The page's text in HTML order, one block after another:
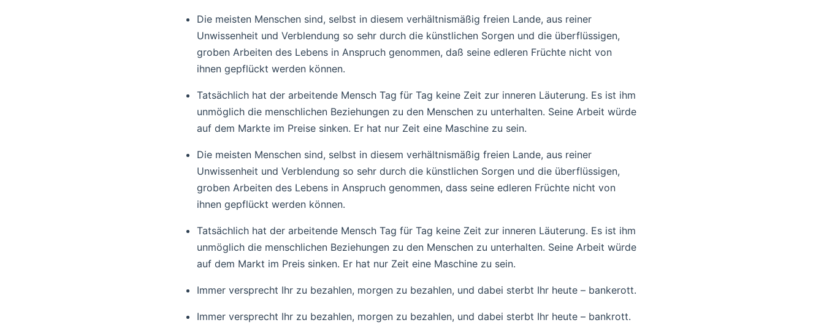
Die meisten Menschen sind, selbst in diesem verhältnismäßig freien Lande, aus reiner
Unwissenheit und Verblendung so sehr durch die künstlichen Sorgen und die überflüssigen,
groben Arbeiten des Lebens in Anspruch genommen, daß seine edleren Früchte nicht von
ihnen gepflückt werden können.
Tatsächlich hat der arbeitende Mensch Tag für Tag keine Zeit zur inneren Läuterung. Es ist ihm
unmöglich die menschlichen Beziehungen zu den Menschen zu unterhalten. Seine Arbeit würde
auf dem Markte im Preise sinken. Er hat nur Zeit eine Maschine zu sein.
Die meisten Menschen sind, selbst in diesem verhältnismäßig freien Lande, aus reiner
Unwissenheit und Verblendung so sehr durch die künstlichen Sorgen und die überflüssigen,
groben Arbeiten des Lebens in Anspruch genommen, dass seine edleren Früchte nicht von
ihnen gepflückt werden können.
Tatsächlich hat der arbeitende Mensch Tag für Tag keine Zeit zur inneren Läuterung. Es ist ihm
unmöglich die menschlichen Beziehungen zu den Menschen zu unterhalten. Seine Arbeit würde
auf dem Markt im Preis sinken. Er hat nur Zeit eine Maschine zu sein.
Immer versprecht Ihr zu bezahlen, morgen zu bezahlen, und dabei sterbt Ihr heute – bankerott.
Immer versprecht Ihr zu bezahlen, morgen zu bezahlen, und dabei sterbt Ihr heute – bankrott.